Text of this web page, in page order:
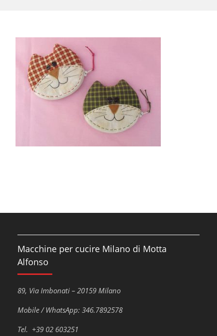
Macchine per cucire Milano di Motta
Alfonso
89, Via Imbonati – 20159 Milano
Mobile / WhatsApp: 346.7892578
Tel. +39 02 603251